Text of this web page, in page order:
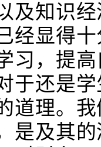
及知识
经显得
习，提
于还是
道理。
是及其